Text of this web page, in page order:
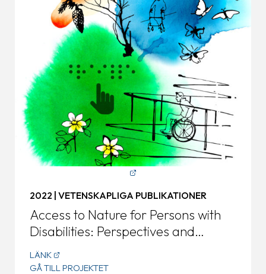
Access to Nature for Persons with
Disabilities: Perspectives and
Practices of Swedish Tourism
Providers
2022 | VETENSKAPLIGA PUBLIKATIONER
LÄNK
GÅ TILL PROJEKTET